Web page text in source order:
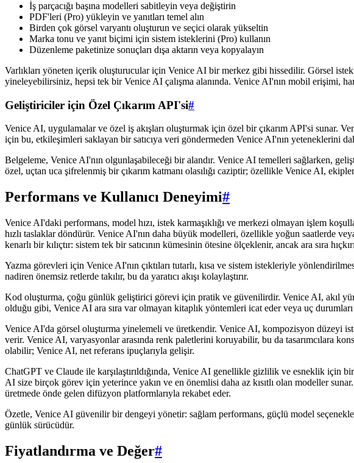
İş parçacığı başına modelleri sabitleyin veya değiştirin
PDF'leri (Pro) yükleyin ve yanıtları temel alın
Birden çok görsel varyantı oluşturun ve seçici olarak yükseltin
Marka tonu ve yanıt biçimi için sistem isteklerini (Pro) kullanın
Düzenleme paketinize sonuçları dışa aktarın veya kopyalayın
Varlıkları yöneten içerik oluşturucular için Venice AI bir merkez gibi hissedilir. Görsel
yineleyebilirsiniz, hepsi tek bir Venice AI çalışma alanında. Venice AI'nın mobil erişimi,
Geliştiriciler için Özel Çıkarım API'si#
Venice AI, uygulamalar ve özel iş akışları oluşturmak için özel bir çıkarım API'si
için bu, etkileşimleri saklayan bir satıcıya veri göndermeden Venice AI'nın yeteneklerini
Belgeleme, Venice AI'nın olgunlaşabileceği bir alandır. Venice AI temelleri sağlarken,
özel, uçtan uca şifrelenmiş bir çıkarım katmanı olasılığı caziptir; özellikle Venice AI,
Performans ve Kullanıcı Deneyimi#
Venice AI'daki performans, model hızı, istek karmaşıklığı ve merkezi olmayan işlem
hızlı taslaklar döndürür. Venice AI'nın daha büyük modelleri, özellikle yoğun saatlerde
kenarlı bir kılıçtır: sistem tek bir satıcının kümesinin ötesine ölçeklenir, ancak ara sıra
Yazma görevleri için Venice AI'nın çıktıları tutarlı, kısa ve sistem istekleriyle
nadiren önemsiz retlerde takılır, bu da yaratıcı akışı kolaylaştırır.
Kod oluşturma, çoğu günlük geliştirici görevi için pratik ve güvenilirdir. Venice AI, akıl
olduğu gibi, Venice AI ara sıra var olmayan kitaplık yöntemleri icat eder veya uç
Venice AI'da görsel oluşturma yinelemeli ve üretkendir. Venice AI, kompozisyon düzeyi
verir. Venice AI, varyasyonlar arasında renk paletlerini koruyabilir, bu da tasarımcılara
olabilir; Venice AI, net referans ipuçlarıyla gelişir.
ChatGPT ve Claude ile karşılaştırıldığında, Venice AI genellikle gizlilik ve esneklik için
AI size birçok görev için yeterince yakın ve en önemlisi daha az kısıtlı olan modeller
üretmede önde gelen difüzyon platformlarıyla rekabet eder.
Özetle, Venice AI güvenilir bir dengeyi yönetir: sağlam performans, güçlü model
günlük sürücüdür.
Fiyatlandırma ve Değer#